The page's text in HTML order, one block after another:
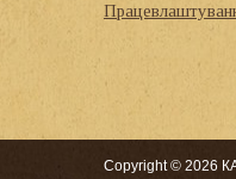
Copyright © 2026